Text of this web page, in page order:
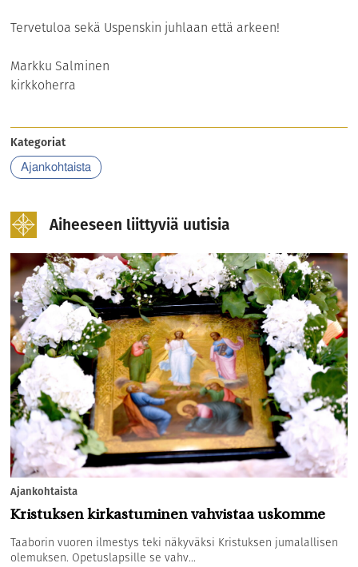
Tervetuloa sekä Uspenskin juhlaan että arkeen!
Markku Salminen
kirkkoherra
Kategoriat
Ajankohtaista
Aiheeseen liittyviä uutisia
Ajankohtaista
Kristuksen kirkastuminen vahvistaa uskomme
Taaborin vuoren ilmestys teki näkyväksi Kristuksen jumalallisen
olemuksen. Opetuslapsille se vahv...